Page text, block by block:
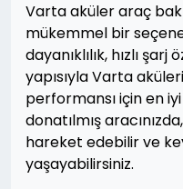
Varta aküler araç
mükemmel bir
dayanıklılık, hızlı
yapısıyla Varta
performansı için en
donatılmış
hareket edebilir ve
yaşayabilirsiniz.